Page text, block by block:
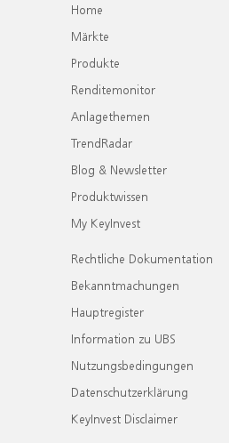
Home
Märkte
Produkte
Renditemonitor
Anlagethemen
TrendRadar
Blog & Newsletter
Produktwissen
My KeyInvest
Rechtliche Dokumentation
Bekanntmachungen
Hauptregister
Information zu UBS
Nutzungsbedingungen
Datenschutzerklärung
KeyInvest Disclaimer